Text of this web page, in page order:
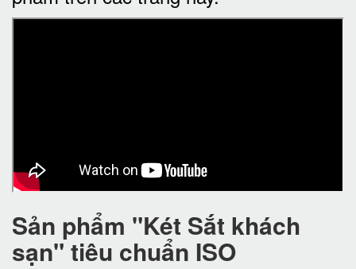
Sản phẩm "Két Sắt khách
sạn" tiêu chuẩn ISO